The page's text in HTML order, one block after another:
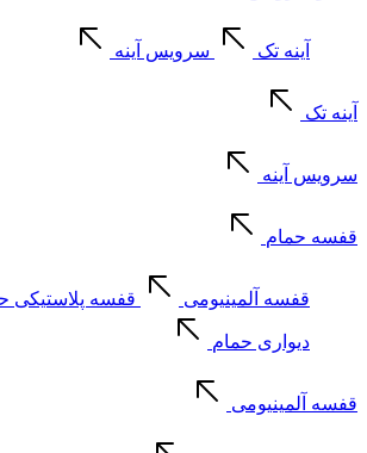
آینه تک سرویس آینه
آینه تک
سرویس آینه
قفسه حمام
قفسه آلمینیومی قفسه پلاستیکی
دیواری حمام
قفسه آلمینیومی